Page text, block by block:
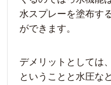
水スプレーを塗布す
ができます。
デメリットとしては
ということと水圧な